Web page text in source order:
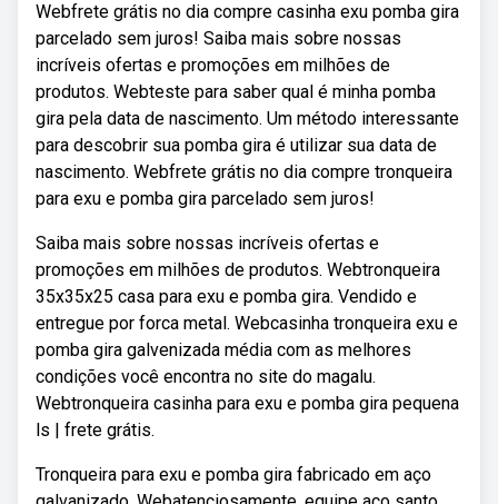
Webfrete grátis no dia compre casinha exu pomba gira
parcelado sem juros! Saiba mais sobre nossas
incríveis ofertas e promoções em milhões de
produtos. Webteste para saber qual é minha pomba
gira pela data de nascimento. Um método interessante
para descobrir sua pomba gira é utilizar sua data de
nascimento. Webfrete grátis no dia compre tronqueira
para exu e pomba gira parcelado sem juros!
Saiba mais sobre nossas incríveis ofertas e
promoções em milhões de produtos. Webtronqueira
35x35x25 casa para exu e pomba gira. Vendido e
entregue por forca metal. Webcasinha tronqueira exu e
pomba gira galvenizada média com as melhores
condições você encontra no site do magalu.
Webtronqueira casinha para exu e pomba gira pequena
ls | frete grátis.
Tronqueira para exu e pomba gira fabricado em aço